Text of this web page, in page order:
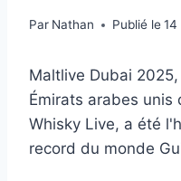
Par Nathan Publié le 14
Maltlive Dubai
Émirats arabes unis
Whisky Live, a été
record du monde